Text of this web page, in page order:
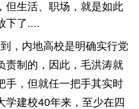
但生活、职场，就是如此
下了....
，内地高校是明确实行党
责制的，因此，毛洪涛就
手，但就任一把手其实时
学建校40年来，至少在四